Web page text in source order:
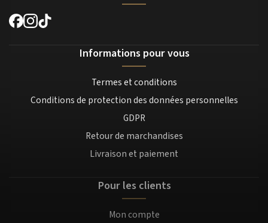
Informations pour vous
Termes et conditions
Conditions de protection des données personnelles
GDPR
Retour de marchandises
Livraison et paiement
Pour les clients
Mon compte